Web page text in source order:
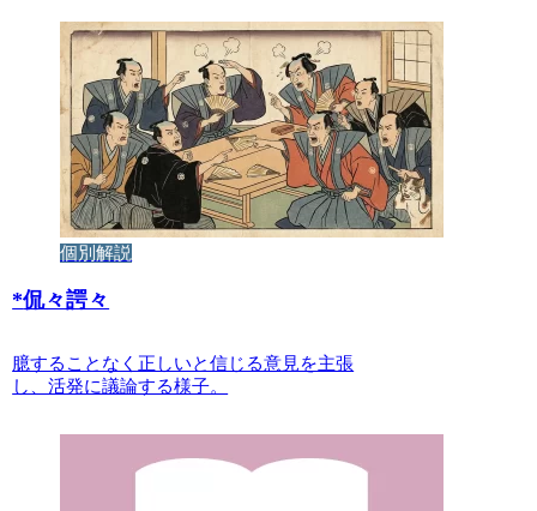
個別解説
*侃々諤々
臆することなく正しいと信じる意見を主張
し、活発に議論する様子。